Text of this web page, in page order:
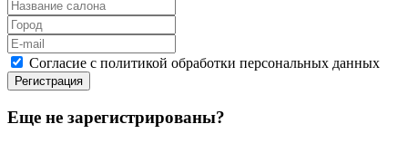
Согласие с политикой обработки персональных данных
Регистрация
Еще не зарегистрированы?